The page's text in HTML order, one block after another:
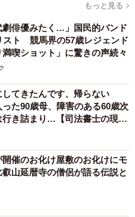
もっと見る
劇俳優みたく…」国民的バンド
スト 競馬界の57歳レジェンド
喫ショット」に驚きの声続々
してきたんです、帰らない
た90歳母、障害のある60歳次
行き詰まり…【司法書士の現場
催のお化け屋敷のお化けにモ
山延暦寺の僧侶が語る伝説と